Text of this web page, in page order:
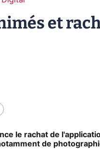
et
le rachat de
de